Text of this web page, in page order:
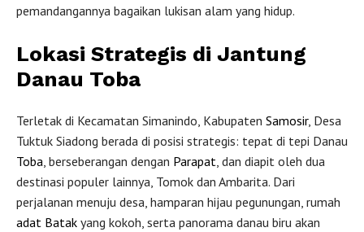
pemandangannya bagaikan lukisan alam yang hidup.
Lokasi Strategis di Jantung
Danau Toba
Terletak di Kecamatan Simanindo, Kabupaten Samosir, Desa
Tuktuk Siadong berada di posisi strategis: tepat di tepi Danau
Toba, berseberangan dengan Parapat, dan diapit oleh dua
destinasi populer lainnya, Tomok dan Ambarita. Dari
perjalanan menuju desa, hamparan hijau pegunungan, rumah
adat Batak yang kokoh, serta panorama danau biru akan